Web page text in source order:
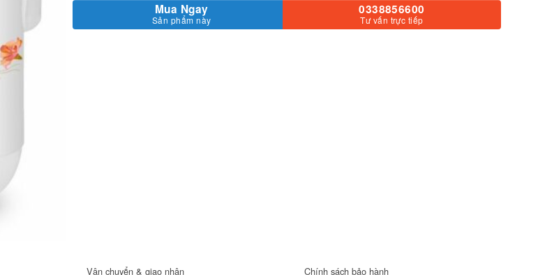
Mua Ngay
Sản phẩm này
0338856600
Tư vấn trực tiếp
Vận chuyển & giao nhận Chính sách bảo hành